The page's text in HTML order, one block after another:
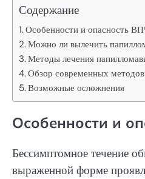
Содержание
Особенности и опасность
Можно ли вылечить
Методы лечения
Обзор современных
Возможные осложнения
Особенности и
Бессимптомное течение
выраженной форме